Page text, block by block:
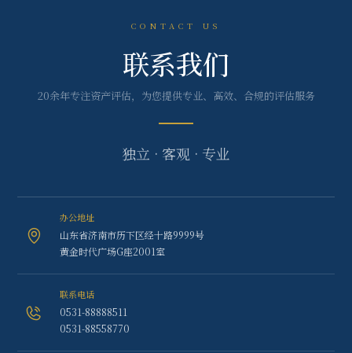
CONTACT US
联系我们
20余年专注资产评估，为您提供专业、高效、合规的评估服务
独立 · 客观 · 专业
办公地址
山东省济南市历下区经十路9999号
黄金时代广场G座2001室
联系电话
0531-88888511
0531-88558770